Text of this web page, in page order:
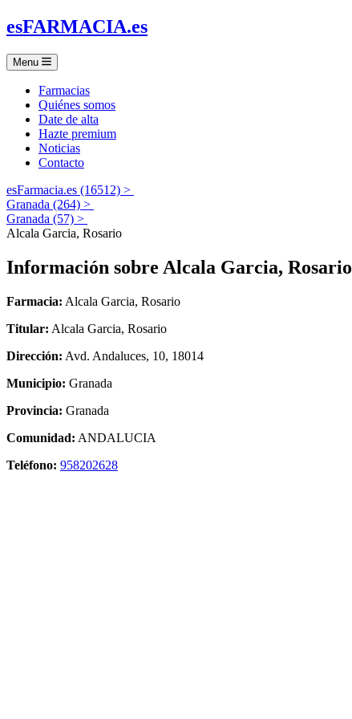
esFARMACIA.es
Menu
Farmacias
Quiénes somos
Date de alta
Hazte premium
Noticias
Contacto
esFarmacia.es (16512) >
Granada (264) >
Granada (57) >
Alcala Garcia, Rosario
Información sobre Alcala Garcia, Rosario
Farmacia: Alcala Garcia, Rosario
Titular: Alcala Garcia, Rosario
Dirección: Avd. Andaluces, 10, 18014
Municipio: Granada
Provincia: Granada
Comunidad: ANDALUCIA
Teléfono: 958202628